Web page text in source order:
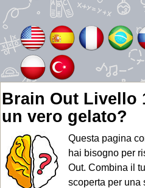
Brain Out Livello
un vero gelato?
Questa pagina
hai bisogno per
Out. Combina il
scoperta per una